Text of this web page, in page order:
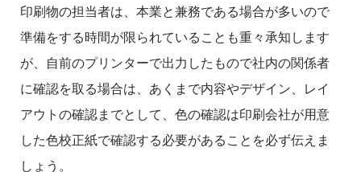
印刷物の担当者は、本業と兼務である場合が多いので
準備をする時間が限られていることも重々承知します
が、自前のプリンターで出力したもので社内の関係者
に確認を取る場合は、あくまで内容やデザイン、レイ
アウトの確認までとして、色の確認は印刷会社が用意
した色校正紙で確認する必要があることを必ず伝えま
しょう。